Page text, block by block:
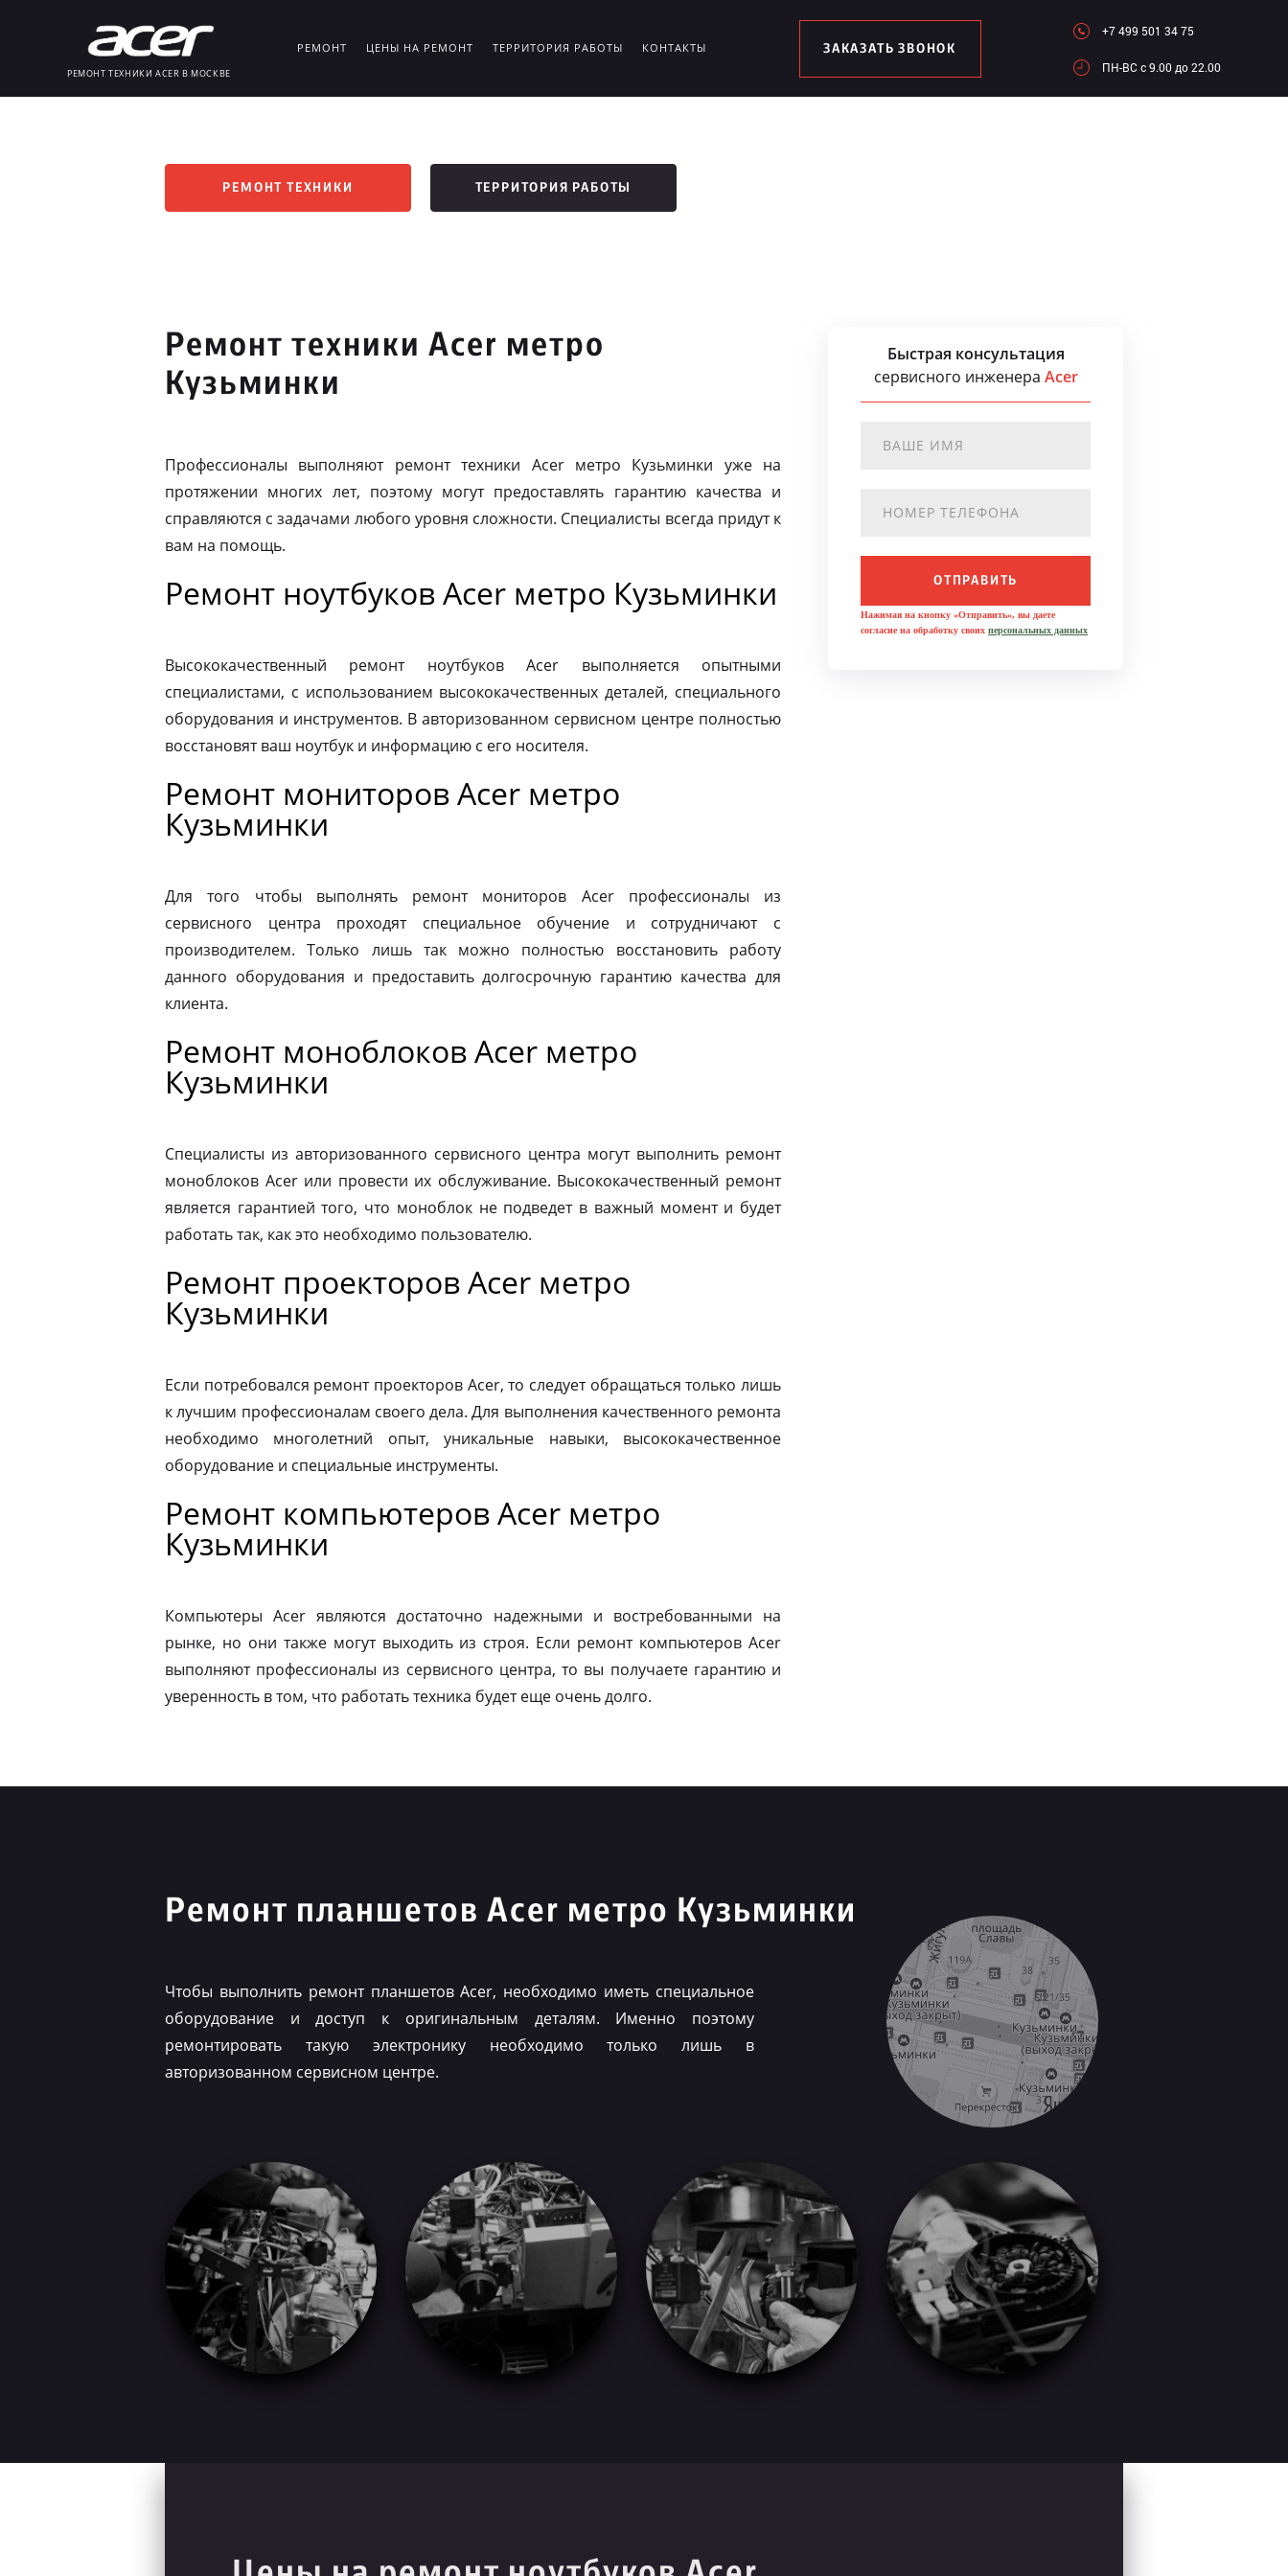
РЕМОНТ ТЕХНИКИ ACER В МОСКВЕ
РЕМОНТ ЦЕНЫ НА РЕМОНТ ТЕРРИТОРИЯ РАБОТЫ КОНТАКТЫ ЗАКАЗАТЬ ЗВОНОК
+7 499 501 34 75
ПН-ВC c 9.00 до 22.00
РЕМОНТ ТЕХНИКИ ТЕРРИТОРИЯ РАБОТЫ
Ремонт техники Acer метро
Кузьминки
Профессионалы выполняют ремонт техники Acer метро Кузьминки уже на
протяжении многих лет, поэтому могут предоставлять гарантию качества и
справляются с задачами любого уровня сложности. Специалисты всегда придут к
вам на помощь.
Ремонт ноутбуков Acer метро Кузьминки
Высококачественный ремонт ноутбуков Acer выполняется опытными
специалистами, с использованием высококачественных деталей, специального
оборудования и инструментов. В авторизованном сервисном центре полностью
восстановят ваш ноутбук и информацию с его носителя.
Ремонт мониторов Acer метро
Кузьминки
Для того чтобы выполнять ремонт мониторов Acer профессионалы из
сервисного центра проходят специальное обучение и сотрудничают с
производителем. Только лишь так можно полностью восстановить работу
данного оборудования и предоставить долгосрочную гарантию качества для
клиента.
Ремонт моноблоков Acer метро
Кузьминки
Специалисты из авторизованного сервисного центра могут выполнить ремонт
моноблоков Acer или провести их обслуживание. Высококачественный ремонт
является гарантией того, что моноблок не подведет в важный момент и будет
работать так, как это необходимо пользователю.
Ремонт проекторов Acer метро
Кузьминки
Если потребовался ремонт проекторов Acer, то следует обращаться только лишь
к лучшим профессионалам своего дела. Для выполнения качественного ремонта
необходимо многолетний опыт, уникальные навыки, высококачественное
оборудование и специальные инструменты.
Ремонт компьютеров Acer метро
Кузьминки
Компьютеры Acer являются достаточно надежными и востребованными на
рынке, но они также могут выходить из строя. Если ремонт компьютеров Acer
выполняют профессионалы из сервисного центра, то вы получаете гарантию и
уверенность в том, что работать техника будет еще очень долго.
Быстрая консультация
сервисного инженера Acer
ОТПРАВИТЬ
Нажимая на кнопку «Отправить», вы даете
согласие на обработку своих персональных данных
Ремонт планшетов Acer метро Кузьминки
Чтобы выполнить ремонт планшетов Acer, необходимо иметь специальное
оборудование и доступ к оригинальным деталям. Именно поэтому
ремонтировать такую электронику необходимо только лишь в
авторизованном сервисном центре.